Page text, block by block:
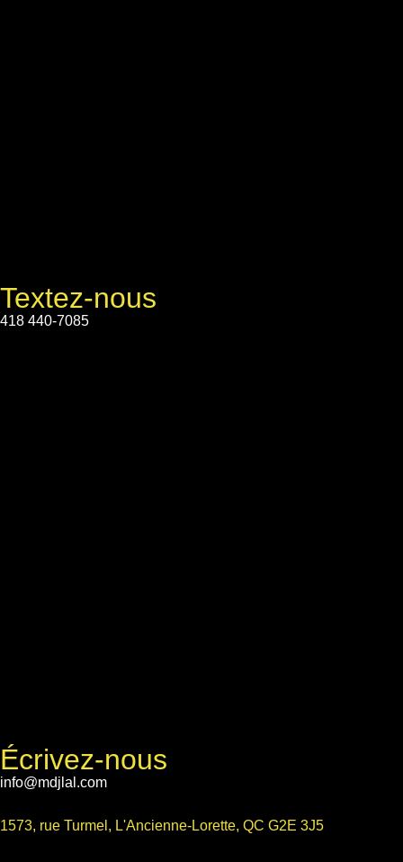
Textez-nous
418 440-7085
Écrivez-nous
info@mdjlal.com
1573, rue Turmel, L'Ancienne-Lorette, QC G2E 3J5